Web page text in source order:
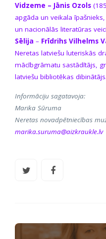
Vidzeme – Jānis Ozols
apgāda un veikala
un nacionālās literatūras
Sēlija – Frīdrihs Vilhelms
Neretas latviešu luteriskās
mācībgrāmatu sastādītājs,
latviešu bibliotēkas dibinātājs.
Informāciju sagatavoja:
Marika Sūruma
Neretas novadpētniecības
marika.suruma@aizkraukle.lv